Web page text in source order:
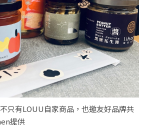
只有LOUU自家商品，也邀友好品牌共
提供